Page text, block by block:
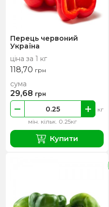
Перець червоний
Україна
ціна за 1 кг
118,70 грн
мін. кільк. 0.25кг
кг
сума
29,68 грн
Купити